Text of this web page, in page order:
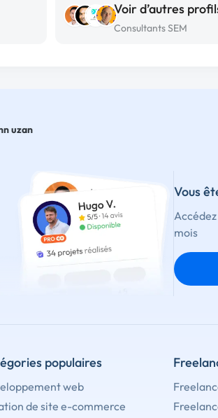
Voir d’autres
Consultants SEM
uzan
Vous
mois
populaires
web
de site e-commerce